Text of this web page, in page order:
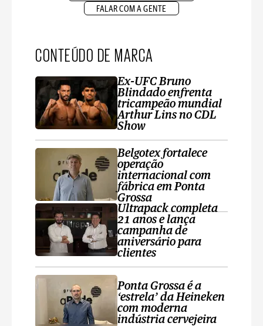
FALAR COM A GENTE
CONTEÚDO DE MARCA
Ex-UFC Bruno
Blindado enfrenta
tricampeão mundial
Arthur Lins no CDL
Show
Belgotex fortalece
operação
internacional com
fábrica em Ponta
Grossa
Ultrapack completa
21 anos e lança
campanha de
aniversário para
clientes
Ponta Grossa é a
‘estrela’ da Heineken
com moderna
indústria cervejeira